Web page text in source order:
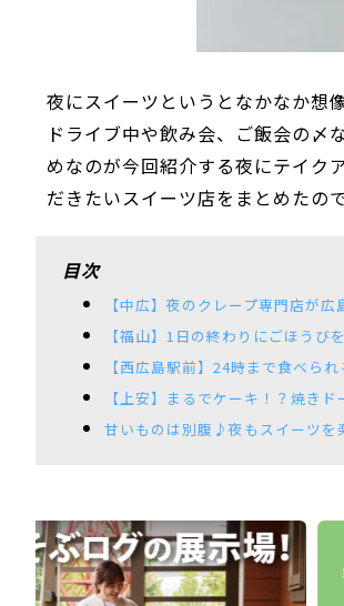
夜にスイーツというとなかなか想
ドライブ中や飲み会、ご飯会の〆
めなのが今回紹介する夜にテイク
だきたいスイーツ店をまとめた
目次
【中広】夜のクレープ専門店が
【福山】1日の終わりにごほう
【西広島駅前】24時まで食べら
【上安】まるでケーキ！？焼き
甘いものは別腹♪夜もスイーツを